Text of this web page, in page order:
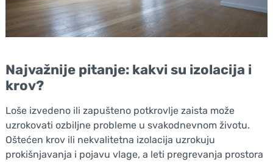
Najvažnije pitanje: kakvi su izolacija i
krov?
Loše izvedeno ili zapušteno potkrovlje zaista može
uzrokovati ozbiljne probleme u svakodnevnom životu.
Oštećen krov ili nekvalitetna izolacija uzrokuju
prokišnjavanja i pojavu vlage, a leti pregrevanja prostora